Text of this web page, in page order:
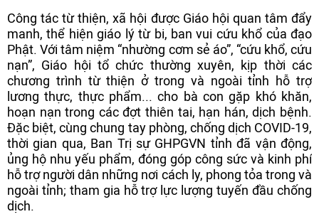
Công tác từ thiện, xã hội được Giáo hội quan tâm đẩy
manh, thể hiện giáo lý từ bi, ban vui cứu khổ của đạo
Phật. Với tâm niệm “nhường cơm sẻ áo”, “cứu khổ, cứu
nạn”, Giáo hội tổ chức thường xuyên, kịp thời các
chương trình từ thiện ở trong và ngoài tỉnh hỗ trợ
lương thực, thực phẩm... cho bà con gặp khó khăn,
hoạn nạn trong các đợt thiên tai, hạn hán, dịch bệnh.
Đặc biệt, cùng chung tay phòng, chống dịch COVID-19,
thời gian qua, Ban Trị sự GHPGVN tỉnh đã vận động,
ủng hộ nhu yếu phẩm, đóng góp công sức và kinh phí
hỗ trợ người dân những nơi cách ly, phong tỏa trong và
ngoài tỉnh; tham gia hỗ trợ lực lượng tuyến đầu chống
dịch.